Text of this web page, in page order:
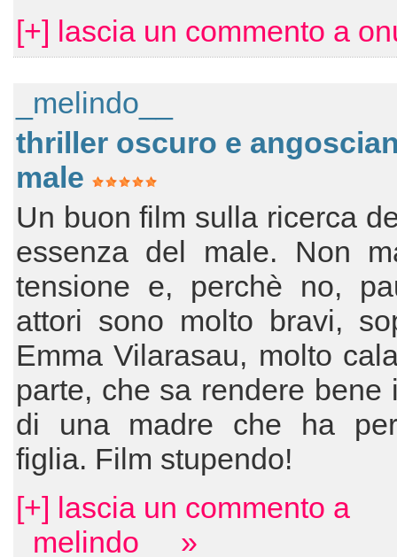
[+] lascia un commento a
_melindo__
thriller oscuro e
male
Un buon film sulla ricerca
essenza del male. Non
tensione e, perchè no,
attori sono molto bravi,
Emma Vilarasau, molto
parte, che sa rendere bene
di una madre che ha
figlia. Film stupendo!
[+] lascia un commento a
_melindo__ »